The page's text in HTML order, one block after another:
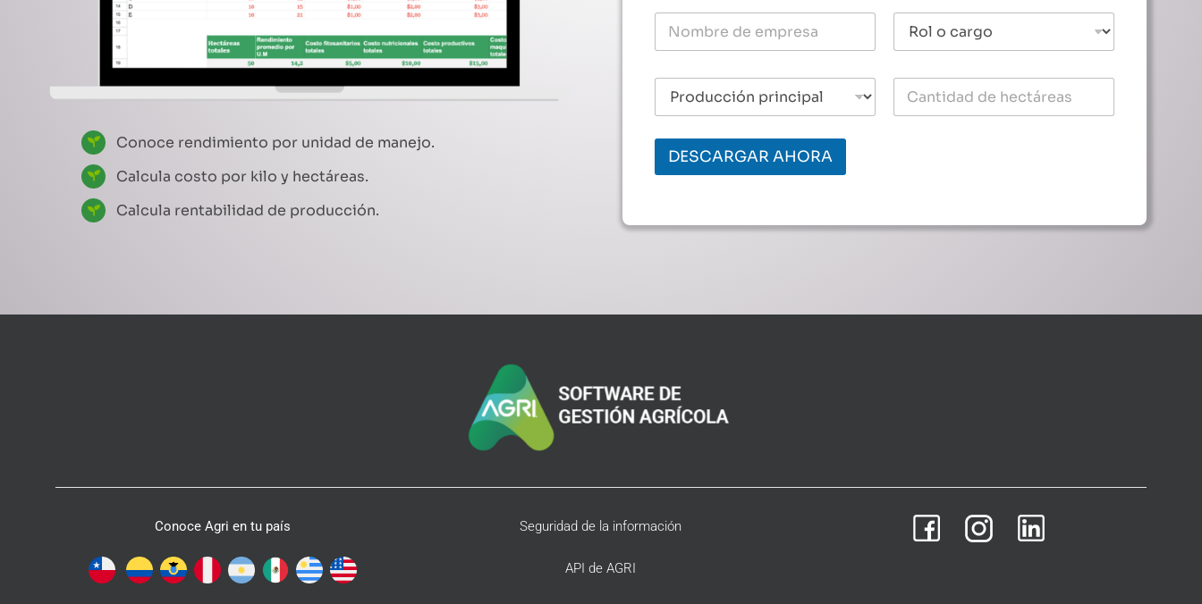
Conoce rendimiento por unidad de manejo.
Calcula costo por kilo y hectáreas.
Calcula rentabilidad de producción.
DESCARGAR AHORA
Conoce Agri en tu país Seguridad de la información
API de AGRI